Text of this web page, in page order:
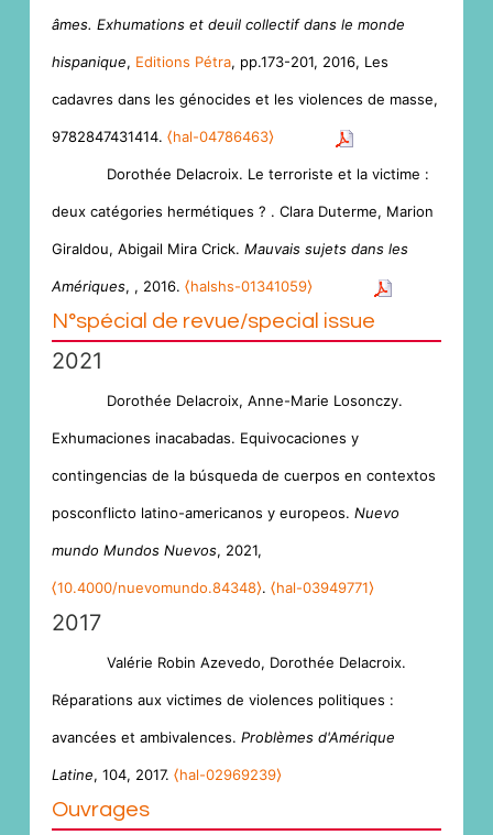
âmes. Exhumations et deuil collectif dans le monde
hispanique, Editions Pétra, pp.173-201, 2016, Les
cadavres dans les génocides et les violences de masse,
9782847431414. ⟨hal-04786463⟩
Dorothée Delacroix. Le terroriste et la victime :
deux catégories hermétiques ? . Clara Duterme, Marion
Giraldou, Abigail Mira Crick. Mauvais sujets dans les
Amériques, , 2016. ⟨halshs-01341059⟩
N°spécial de revue/special issue
2021
Dorothée Delacroix, Anne-Marie Losonczy.
Exhumaciones inacabadas. Equivocaciones y
contingencias de la búsqueda de cuerpos en contextos
posconflicto latino-americanos y europeos. Nuevo
mundo Mundos Nuevos, 2021,
⟨10.4000/nuevomundo.84348⟩. ⟨hal-03949771⟩
2017
Valérie Robin Azevedo, Dorothée Delacroix.
Réparations aux victimes de violences politiques :
avancées et ambivalences. Problèmes d'Amérique
Latine, 104, 2017. ⟨hal-02969239⟩
Ouvrages